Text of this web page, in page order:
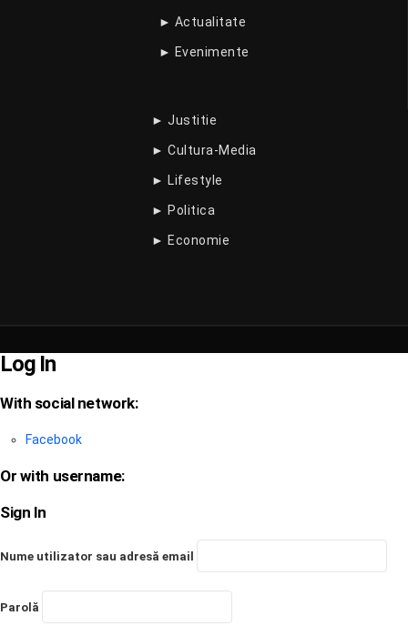
► Actualitate
► Evenimente
► Justitie
► Cultura-Media
► Lifestyle
► Politica
► Economie
Log In
With social network:
Facebook
Or with username:
Sign In
Nume utilizator sau adresă email
Parolă